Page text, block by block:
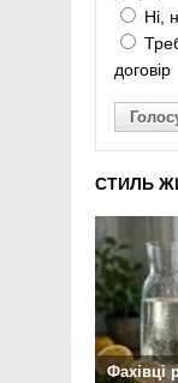
Ні,
договір
СТИЛЬ
Фахівці